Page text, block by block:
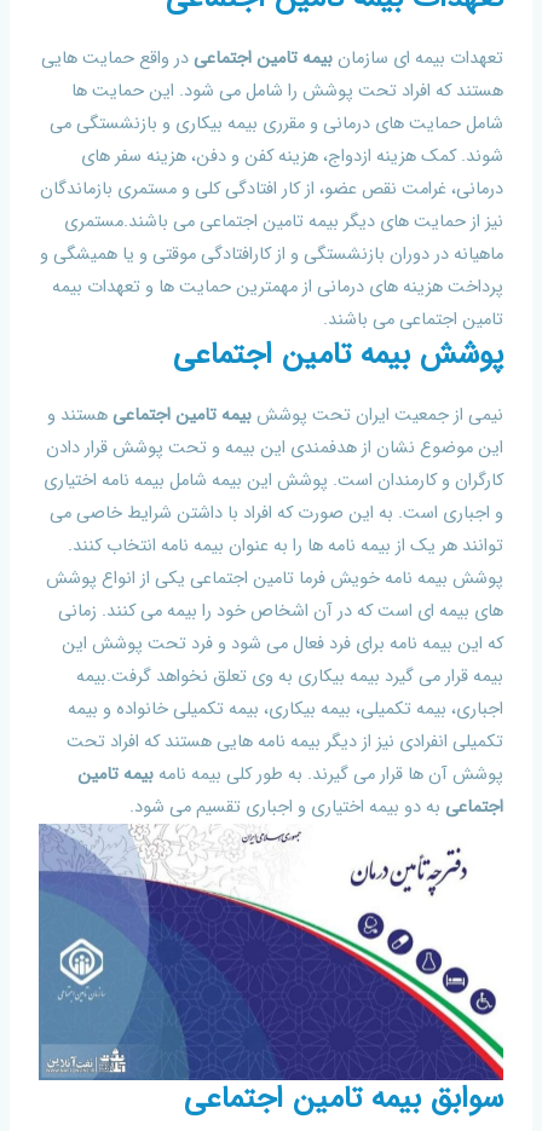
تعهدات بیمه ای سازمانبیمه تامین اجتماعیدر واقع حمایت هایی
هستند که افراد تحت پوشش را شامل می شود. این حمایت ها
شامل حمایت های درمانی و مقرری بیمه بیکاری و بازنشستگی می
شوند. کمک هزینه ازدواج، هزینه کفن و دفن، هزینه سفر های
درمانی، غرامت نقص عضو، از کار افتادگی کلی و مستمری بازماندگان
نیز از حمایت های دیگر بیمه تامین اجتماعی می باشند.مستمری
ماهیانه در دوران بازنشستگی و از کارافتادگی موقتی و یا همیشگی و
پرداخت هزینه های درمانی از مهمترین حمایت ها و تعهدات بیمه
تامین اجتماعی می باشند.
پوشش بیمه تامین اجتماعی
نیمی از جمعیت ایران تحت پوششبیمه تامین اجتماعیهستند و
این موضوع نشان از هدفمندی این بیمه و تحت پوشش قرار دادن
کارگران و کارمندان است. پوشش این بیمه شامل بیمه نامه اختیاری
و اجباری است. به این صورت که افراد با داشتن شرایط خاصی می
توانند هر یک از بیمه نامه ها را به عنوان بیمه نامه انتخاب کنند.
پوشش بیمه نامه خویش فرما تامین اجتماعی یکی از انواع پوشش
های بیمه ای است که در آن اشخاص خود را بیمه می کنند. زمانی
که این بیمه نامه برای فرد فعال می شود و فرد تحت پوشش این
بیمه قرار می گیرد بیمه بیکاری به وی تعلق نخواهد گرفت.بیمه
اجباری، بیمه تکمیلی، بیمه بیکاری، بیمه تکمیلی خانواده و بیمه
تکمیلی انفرادی نیز از دیگر بیمه نامه هایی هستند که افراد تحت
پوشش آن ها قرار می گیرند. به طور کلی بیمه نامهبیمه تامین
اجتماعی به دو بیمه اختیاری و اجباری تقسیم می شود.
سوابق بیمه تامین اجتماعی